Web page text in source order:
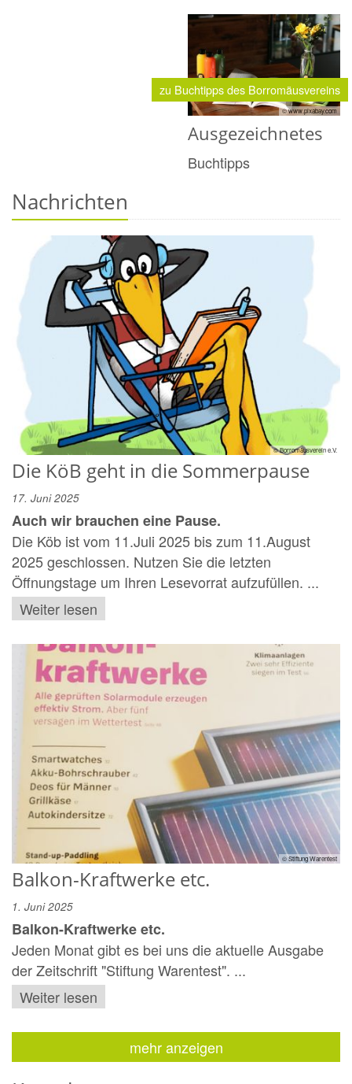
zu Buchtipps des Borromäusvereins
© www.pixabay.com
Ausgezeichnetes
Buchtipps
Nachrichten
© Borromäusverein e.V.
Die KöB geht in die Sommerpause
17. Juni 2025
Auch wir brauchen eine Pause.
Die Köb ist vom 11.Juli 2025 bis zum 11.August
2025 geschlossen. Nutzen Sie die letzten
Öffnungstage um Ihren Lesevorrat aufzufüllen. ...
Weiter lesen
© Stiftung Warentest
Balkon-Kraftwerke etc.
1. Juni 2025
Balkon-Kraftwerke etc.
Jeden Monat gibt es bei uns die aktuelle Ausgabe
der Zeitschrift "Stiftung Warentest". ...
Weiter lesen
mehr anzeigen